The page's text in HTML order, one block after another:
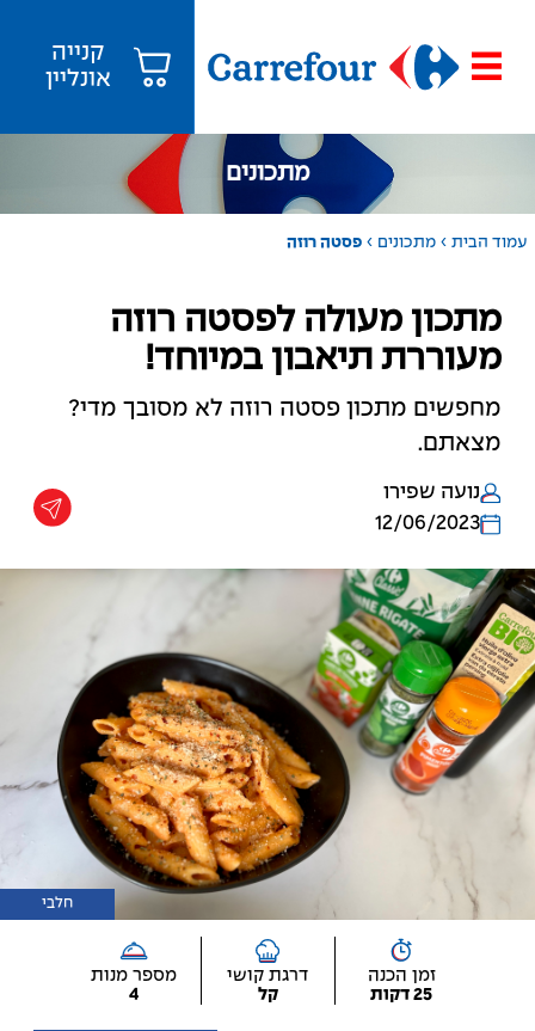
קנייה
אונליין
מתכונים
עמוד הבית › מתכונים › פסטה רוזה
מתכון מעולה לפסטה רוזה
מעוררת תיאבון במיוחד!
מחפשים מתכון פסטה רוזה לא מסובך מדי?
מצאתם.
נועה שפירו
12/06/2023
חלבי
זמן הכנה
25 דקות
דרגת קושי
קל
מספר מנות
4